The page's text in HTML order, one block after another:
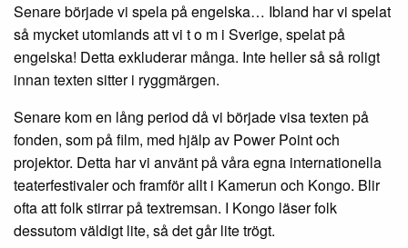
Senare började vi spela på engelska… Ibland har vi spelat
så mycket utomlands att vi t o m i Sverige, spelat på
engelska! Detta exkluderar många. Inte heller så så roligt
innan texten sitter i ryggmärgen.
Senare kom en lång period då vi började visa texten på
fonden, som på film, med hjälp av Power Point och
projektor. Detta har vi använt på våra egna internationella
teaterfestivaler och framför allt i Kamerun och Kongo. Blir
ofta att folk stirrar på textremsan. I Kongo läser folk
dessutom väldigt lite, så det går lite trögt.